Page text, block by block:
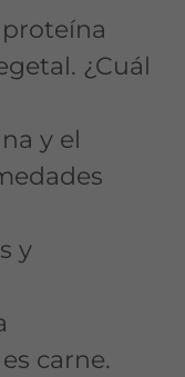
¿Cuál
y el
y
carne.